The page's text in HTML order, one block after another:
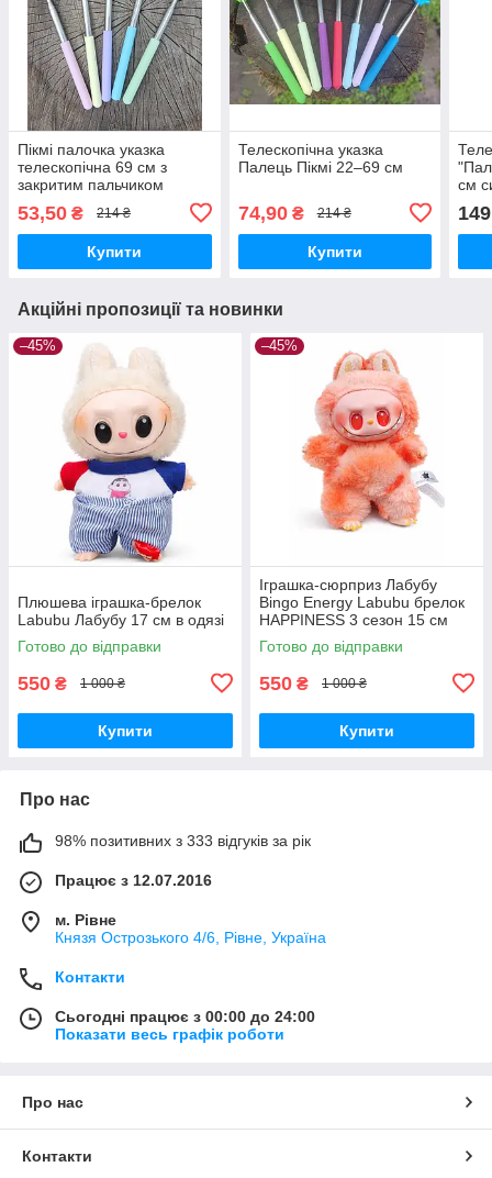
Пікмі палочка указка
телескопічна 69 см з
закритим пальчиком
кольори
53,50 ₴ 214 ₴
Купити
Телескопічна указка
Палець Пікмі 22–69 см
74,90₴ 214 ₴
Купити
см
Акційні пропозиції та новинки
–45%
Плюшева іграшка-брелок
Labubu Лабубу 17 см в одязі
Готово до відправки
550 ₴ 1 000 ₴
Купити
–45%
Іграшка-сюрприз Лабубу
Bingo Energy Labubu брелок
HAPPINESS 3 сезон 15 см
Готово до відправки
550 ₴ 1 000 ₴
Купити
Про нас
98% позитивних з 333 відгуків за рік
Працює з 12.07.2016
м. Рівне
Князя Острозького 4/6, Рівне, Україна
Контакти
Сьогодні працює з 00:00 до 24:00
Показати весь графік роботи
Про нас
Контакти